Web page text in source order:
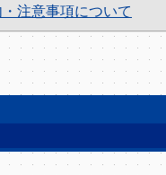
注意事項について